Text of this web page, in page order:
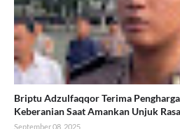
Briptu Adzulfaqqor Terima
Keberanian Saat Amankan Unjuk Rasa
September 08, 2025